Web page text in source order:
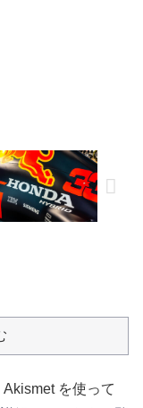
を使って